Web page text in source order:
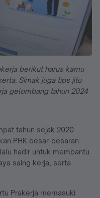
berikut harus kamu
Simak juga tips jitu
gelombang tahun 2024
tahun sejak 2020
PHK besar-besaran
hadir untuk membantu
saing kerja, serta
Prakerja memasuki